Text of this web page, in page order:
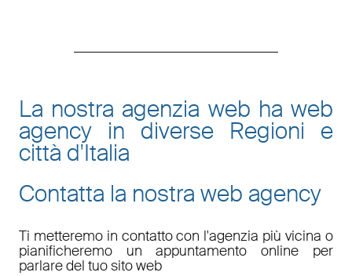
La nostra agenzia web ha web
agency in diverse Regioni e
città d'Italia
Contatta la nostra web agency
Ti metteremo in contatto con l'agenzia più vicina o
pianificheremo un appuntamento online per
parlare del tuo sito web